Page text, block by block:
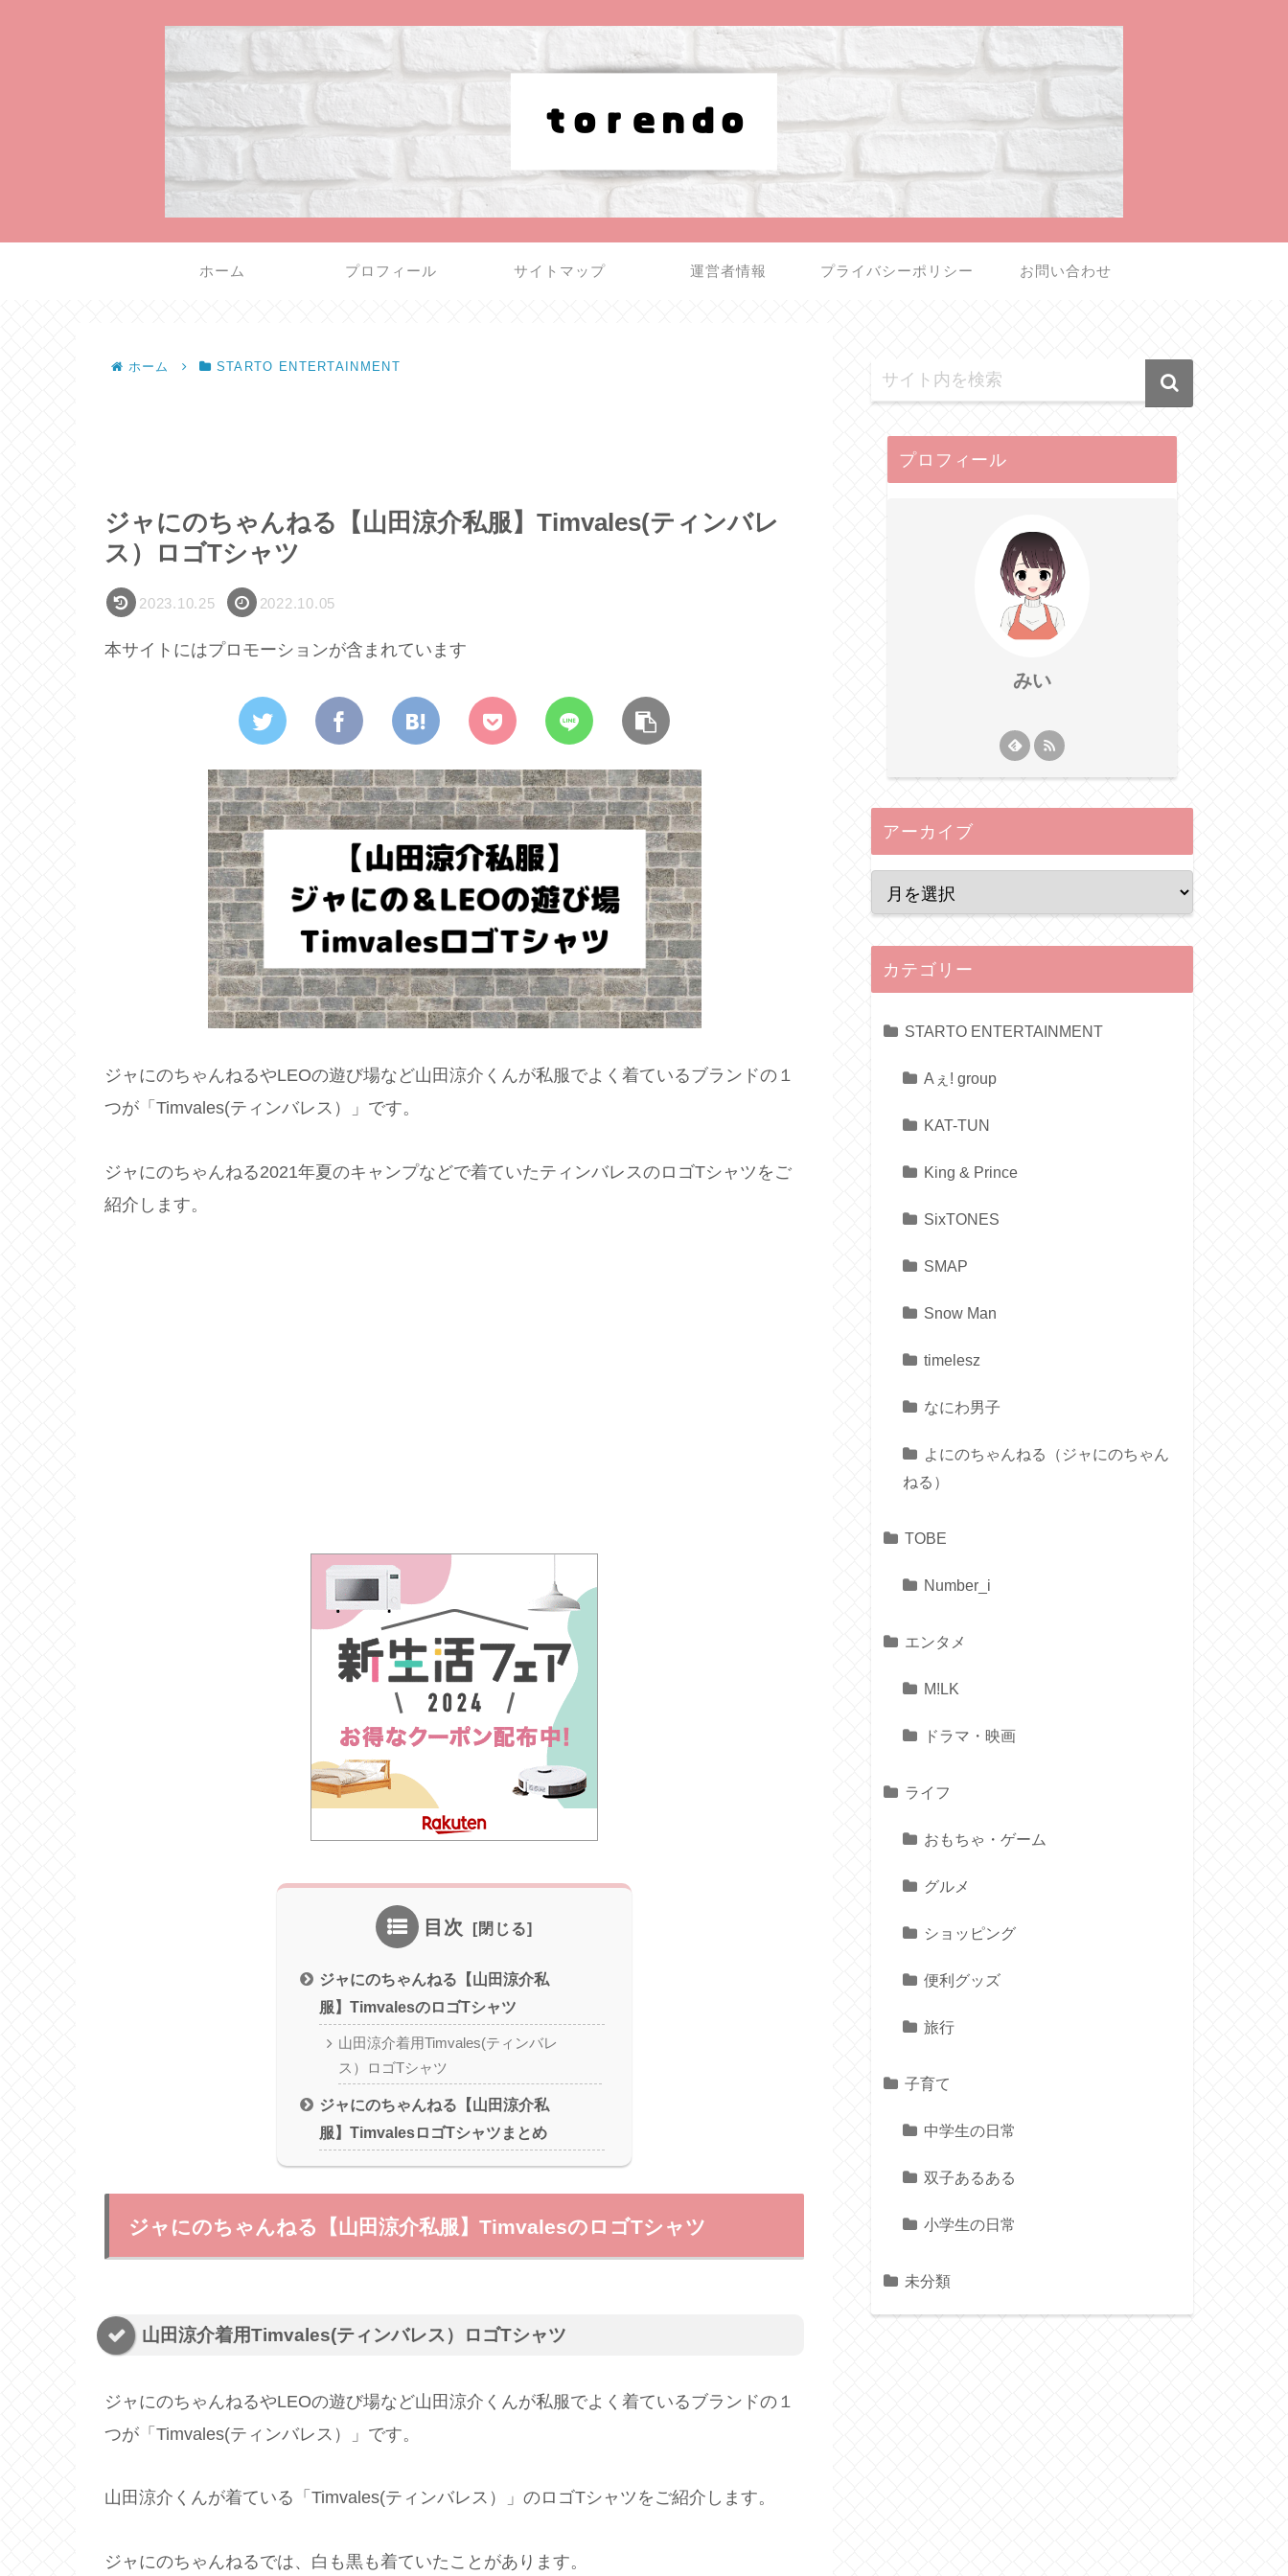
ホーム プロフィール サイトマップ 運営者情報 プライバシーポリシー お問い合わせ
ホーム STARTO ENTERTAINMENT
ジャにのちゃんねる【山田涼介私服】Timvales(ティンバレ
ス）ロゴTシャツ
2023.10.25 2022.10.05
本サイトにはプロモーションが含まれています
ジャにのちゃんねるやLEOの遊び場など山田涼介くんが私服でよく着ているブランドの１
つが「Timvales(ティンバレス）」です。
ジャにのちゃんねる2021年夏のキャンプなどで着ていたティンバレスのロゴTシャツをご
紹介します。
目次
ジャにのちゃんねる【山田涼介私
服】TimvalesのロゴTシャツ
山田涼介着用Timvales(ティンバレ
ス）ロゴTシャツ
ジャにのちゃんねる【山田涼介私
服】TimvalesロゴTシャツまとめ
ジャにのちゃんねる【山田涼介私服】TimvalesのロゴTシャツ
山田涼介着用Timvales(ティンバレス）ロゴTシャツ
ジャにのちゃんねるやLEOの遊び場など山田涼介くんが私服でよく着ているブランドの１
つが「Timvales(ティンバレス）」です。
山田涼介くんが着ている「Timvales(ティンバレス）」のロゴTシャツをご紹介します。
ジャにのちゃんねるでは、白も黒も着ていたことがあります。
プロフィール
みい
アーカイブ
カテゴリー
STARTO ENTERTAINMENT
Aぇ! group
KAT-TUN
King & Prince
SixTONES
SMAP
Snow Man
timelesz
なにわ男子
よにのちゃんねる（ジャにのちゃん
ねる）
TOBE
Number_i
エンタメ
M!LK
ドラマ・映画
ライフ
おもちゃ・ゲーム
グルメ
ショッピング
便利グッズ
旅行
子育て
中学生の日常
双子あるある
小学生の日常
未分類